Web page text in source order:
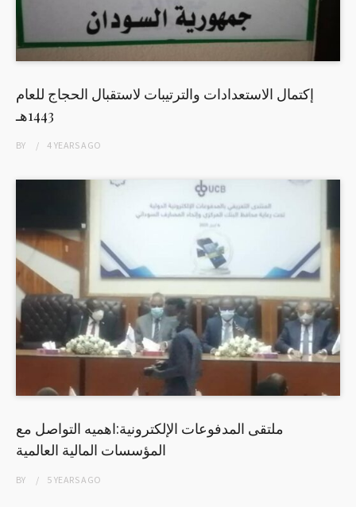
إكتمال الاستعدادات والترتيبات لاستقبال الحجاج للعام
1443هـ
BY 4 YEARSAGO
ملتقى المدفوعات الإلكترونية:اهميه التواصل مع
المؤسسات المالية العالمية
BY 5 YEARSAGO